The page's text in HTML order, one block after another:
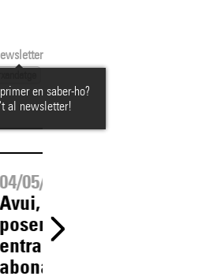
en saber-ho?
al newsletter!
04/05/23
Avui, a les 11 h, es
posen a la venda les
entrades i
abonaments